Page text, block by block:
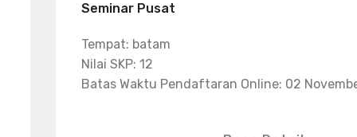
Seminar Pusat
Tempat: batam
Nilai SKP: 12
Batas Waktu Pendaftaran Online: 02